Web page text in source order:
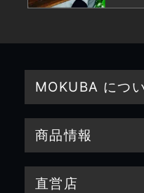
MOKUBA につ
商品情報
直営店